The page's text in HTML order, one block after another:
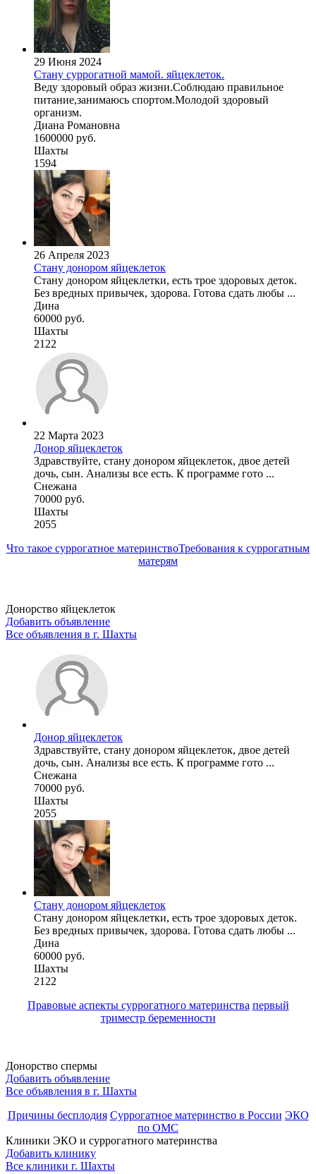
29 Июня 2024
Стану суррогатной мамой. яйцеклеток.
Веду здоровый образ жизни.Соблюдаю правильное
питание,занимаюсь спортом.Молодой здоровый
организм.
Диана Романовна
1600000 руб.
Шахты
1594
26 Апреля 2023
Стану донором яйцеклеток
Стану донором яйцеклетки, есть трое здоровых деток.
Без вредных привычек, здорова. Готова сдать любы ...
Дина
60000 руб.
Шахты
2122
22 Марта 2023
Донор яйцеклеток
Здравствуйте, стану донором яйцеклеток, двое детей
дочь, сын. Анализы все есть. К программе гото ...
Снежана
70000 руб.
Шахты
2055
Что такое суррогатное материнствоТребования к суррогатным
матерям
Донорство яйцеклеток
Добавить объявление
Все объявления в г. Шахты
Донор яйцеклеток
Здравствуйте, стану донором яйцеклеток, двое детей
дочь, сын. Анализы все есть. К программе гото ...
Снежана
70000 руб.
Шахты
2055
Стану донором яйцеклеток
Стану донором яйцеклетки, есть трое здоровых деток.
Без вредных привычек, здорова. Готова сдать любы ...
Дина
60000 руб.
Шахты
2122
Правовые аспекты суррогатного материнства первый
триместр беременности
Донорство спермы
Добавить объявление
Все объявления в г. Шахты
Причины бесплодия Суррогатное материнство в России ЭКО
по ОМС
Клиники ЭКО и суррогатного материнства
Добавить клинику
Все клиники г. Шахты